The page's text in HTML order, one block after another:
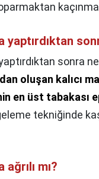
yaptırdıktan
sonra ne
oluşan kalıcı
en üst tabakası
tekniğinde
mı?